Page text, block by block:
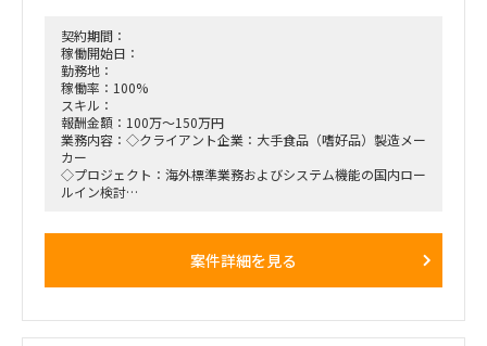
契約期間：
稼働開始日：
勤務地：
稼働率：100%
スキル：
報酬金額：100万～150万円
業務内容：◇クライアント企業：大手食品（嗜好品）製造メー
カー
◇プロジェクト：海外標準業務およびシステム機能の国内ロー
ルイン検討
おける各種プロジェクトタスク実行支援（会計チーム サブリ
案件詳細を見る